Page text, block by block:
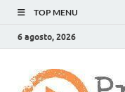
TOP MENU
6 agosto, 2026